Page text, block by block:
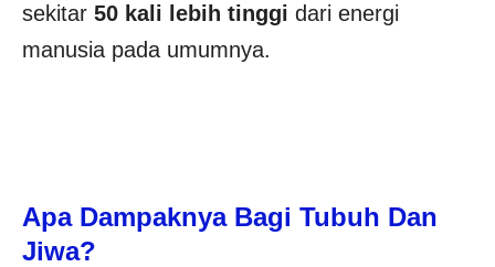
sekitar 50 kali lebih tinggi dari energi
manusia pada umumnya.
Apa Dampaknya Bagi Tubuh Dan
Jiwa?